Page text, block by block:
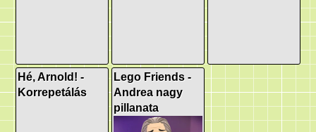
Hé, Arnold! -
Korrepetálás
Lego Friends -
Andrea nagy
pillanata